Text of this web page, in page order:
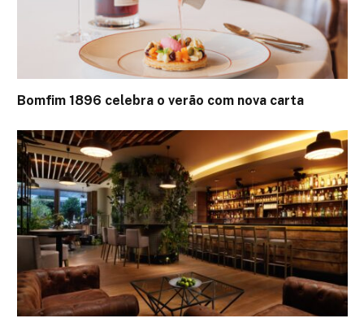
Bomfim 1896 celebra o verão com nova carta